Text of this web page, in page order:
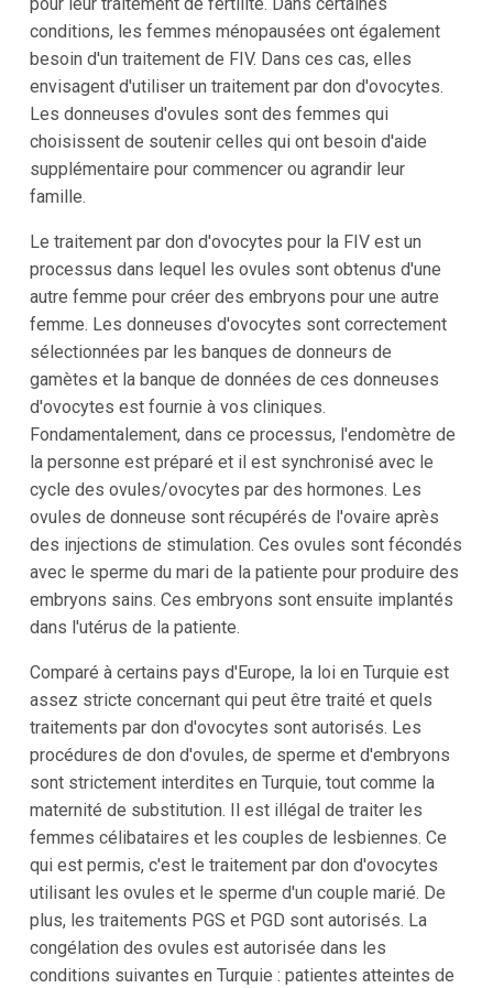
conditions, les femmes ménopausées ont également
besoin d'un traitement de FIV. Dans ces cas, elles
envisagent d'utiliser un traitement par don d'ovocytes.
Les donneuses d'ovules sont des femmes qui
choisissent de soutenir celles qui ont besoin d'aide
supplémentaire pour commencer ou agrandir leur
famille.
Le traitement par don d'ovocytes pour la FIV est un
processus dans lequel les ovules sont obtenus d'une
autre femme pour créer des embryons pour une autre
femme. Les donneuses d'ovocytes sont correctement
sélectionnées par les banques de donneurs de
gamètes et la banque de données de ces donneuses
d'ovocytes est fournie à vos cliniques.
Fondamentalement, dans ce processus, l'endomètre de
la personne est préparé et il est synchronisé avec le
cycle des ovules/ovocytes par des hormones. Les
ovules de donneuse sont récupérés de l'ovaire après
des injections de stimulation. Ces ovules sont fécondés
avec le sperme du mari de la patiente pour produire des
embryons sains. Ces embryons sont ensuite implantés
dans l'utérus de la patiente.
Comparé à certains pays d'Europe, la loi en Turquie est
assez stricte concernant qui peut être traité et quels
traitements par don d'ovocytes sont autorisés. Les
procédures de don d'ovules, de sperme et d'embryons
sont strictement interdites en Turquie, tout comme la
maternité de substitution. Il est illégal de traiter les
femmes célibataires et les couples de lesbiennes. Ce
qui est permis, c'est le traitement par don d'ovocytes
utilisant les ovules et le sperme d'un couple marié. De
plus, les traitements PGS et PGD sont autorisés. La
congélation des ovules est autorisée dans les
conditions suivantes en Turquie : patientes atteintes de